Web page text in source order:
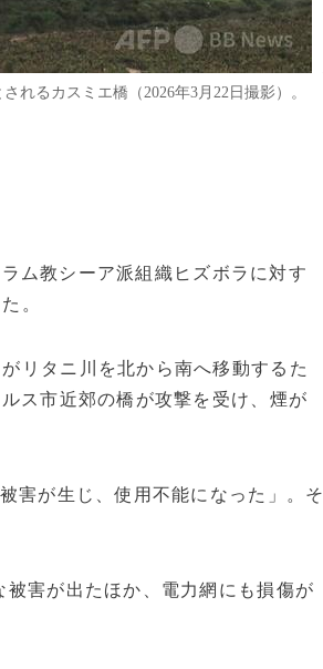
れるカスミエ橋（2026年3月22日撮影）。
ム教シーア派組織ヒズボラに対す
。
リタニ川を北から南へ移動するた
ス市近郊の橋が攻撃を受け、煙が
害が生じ、使用不能になった」。そ
害が出たほか、電力網にも損傷が